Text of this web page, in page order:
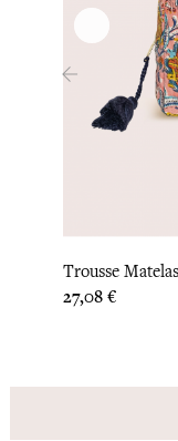
Trousse
Prix
27,08 €